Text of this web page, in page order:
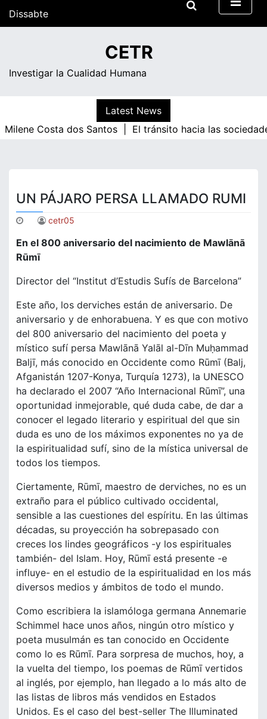
Dissabte
CETR
Investigar la Cualidad Humana
Latest News
Costa dos Santos | El tránsito hacia las
UN PÁJARO PERSA LLAMADO RUMI
cetr05
En el 800 aniversario del nacimiento de Mawlānā
Rūmī
Director del “Institut d’Estudis Sufís de Barcelona”
Este año, los derviches están de aniversario. De
aniversario y de enhorabuena. Y es que con motivo
del 800 aniversario del nacimiento del poeta y
místico sufí persa Mawlānā Yalāl al-Dīn Muḥammad
Baljī, más conocido en Occidente como Rūmī (Balj,
Afganistán 1207-Konya, Turquía 1273), la UNESCO
ha declarado el 2007 “Año Internacional Rūmī”, una
oportunidad inmejorable, qué duda cabe, de dar a
conocer el legado literario y espiritual del que sin
duda es uno de los máximos exponentes no ya de
la espiritualidad sufí, sino de la mística universal de
todos los tiempos.
Ciertamente, Rūmī, maestro de derviches, no es un
extraño para el público cultivado occidental,
sensible a las cuestiones del espíritu. En las últimas
décadas, su proyección ha sobrepasado con
creces los lindes geográficos -y los espirituales
también- del Islam. Hoy, Rūmī está presente -e
influye- en el estudio de la espiritualidad en los más
diversos medios y ámbitos de todo el mundo.
Como escribiera la islamóloga germana Annemarie
Schimmel hace unos años, ningún otro místico y
poeta musulmán es tan conocido en Occidente
como lo es Rūmī. Para sorpresa de muchos, hoy, a
la vuelta del tiempo, los poemas de Rūmī vertidos
al inglés, por ejemplo, han llegado a lo más alto de
las listas de libros más vendidos en Estados
Unidos. Es el caso del best-seller The Illuminated